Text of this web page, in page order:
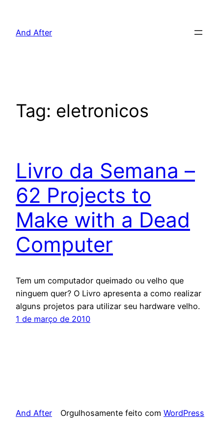
And After
Tag: eletronicos
Livro da Semana –
62 Projects to
Make with a Dead
Computer
Tem um computador queimado ou velho que
ninguem quer? O Livro apresenta a como realizar
alguns projetos para utilizar seu hardware velho.
1 de março de 2010
And After Orgulhosamente feito com WordPress